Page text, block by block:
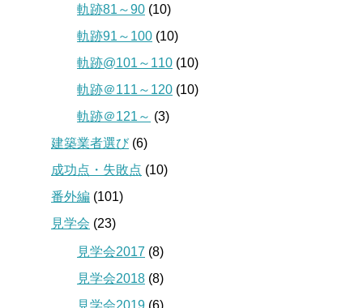
軌跡81～90 (10)
軌跡91～100 (10)
軌跡@101～110 (10)
軌跡＠111～120 (10)
軌跡＠121～ (3)
建築業者選び(6)
成功点・失敗点 (10)
番外編 (101)
見学会 (23)
見学会2017 (8)
見学会2018 (8)
見学会2019 (6)